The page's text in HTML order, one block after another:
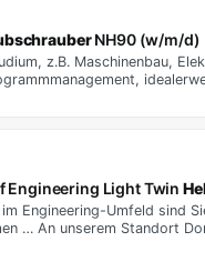
NH90 (w/m/d)
z.B. Maschinenbau,
Engineering Light Twin
Engineering-Umfeld sind
… An unserem Standort